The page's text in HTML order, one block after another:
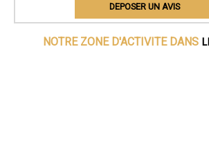
DEPOSER UN AVIS
NOTRE ZONE D'ACTIVITE DANS